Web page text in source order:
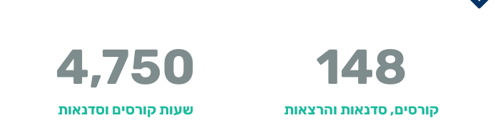
קורסים, סדנאות והרצאות
148
שעות קורסים וסדנאות
4,750